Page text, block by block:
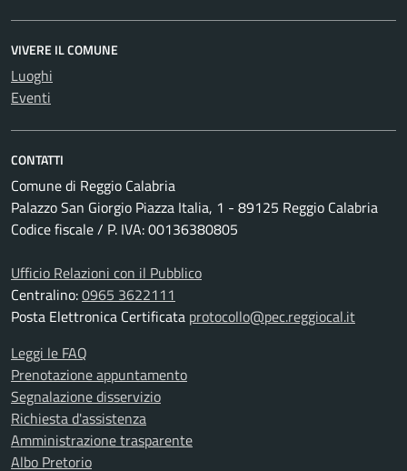
VIVERE IL COMUNE
Luoghi
Eventi
CONTATTI
Comune di Reggio Calabria
Palazzo San Giorgio Piazza Italia, 1 - 89125 Reggio Calabria
Codice fiscale / P. IVA: 00136380805
Ufficio Relazioni con il Pubblico
Centralino:0965 3622111
Posta Elettronica Certificata protocollo@pec.reggiocal.it
Leggi le FAQ
Prenotazione appuntamento
Segnalazione disservizio
Richiesta d'assistenza
Amministrazione trasparente
Albo Pretorio